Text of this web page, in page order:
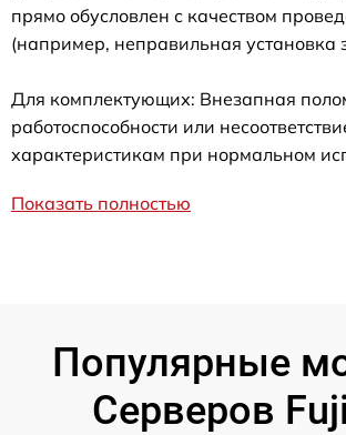
прямо обусловлен с качеством
(например, неправильная установка
Для комплектующих: Внезапная
работоспособности или
характеристикам при нормальном
Показать полностью
Популярные
Серверов